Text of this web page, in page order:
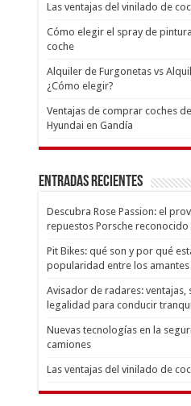
Las ventajas del vinilado de
Cómo elegir el spray de
coche
Alquiler de Furgonetas vs
¿Cómo elegir?
Ventajas de comprar coches
Hyundai en Gandía
Entradas recientes
Descubra Rose Passion: el
repuestos Porsche
Pit Bikes: qué son y por qué
popularidad entre los
Avisador de radares: ventajas,
legalidad para conducir
Nuevas tecnologías en la
camiones
Las ventajas del vinilado de